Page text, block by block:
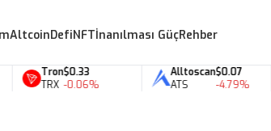
AltcoinDefiNFTİnanılması GüçRehber
Tron
TRX
$0.33
-0.06%
Alltoscan
ATS
$0.07
-4.79%